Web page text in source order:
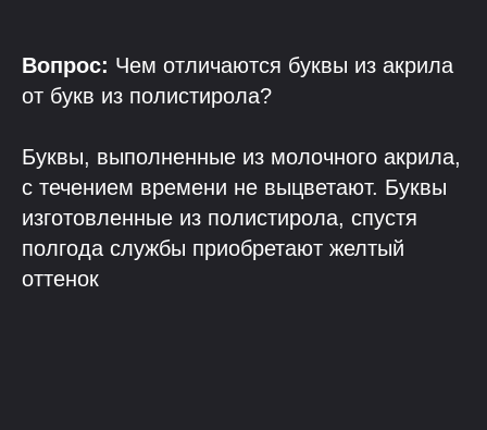
Вопрос: Чем отличаются буквы из акрила
от букв из полистирола?
Буквы, выполненные из молочного акрила,
с течением времени не выцветают. Буквы
изготовленные из полистирола, спустя
полгода службы приобретают желтый
оттенок